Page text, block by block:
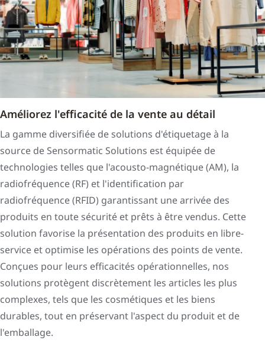
Améliorez l'efficacité de la vente au détail
La gamme diversifiée de solutions d'étiquetage à la
source de Sensormatic Solutions est équipée de
technologies telles que l'acousto-magnétique (AM), la
radiofréquence (RF) et l'identification par
radiofréquence (RFID) garantissant une arrivée des
produits en toute sécurité et prêts à être vendus. Cette
solution favorise la présentation des produits en libre-
service et optimise les opérations des points de vente.
Conçues pour leurs efficacités opérationnelles, nos
solutions protègent discrètement les articles les plus
complexes, tels que les cosmétiques et les biens
durables, tout en préservant l'aspect du produit et de
l'emballage.